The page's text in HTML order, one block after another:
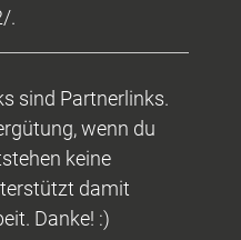
.
sind Partnerlinks.
wenn du
keine
damit
Danke! :)